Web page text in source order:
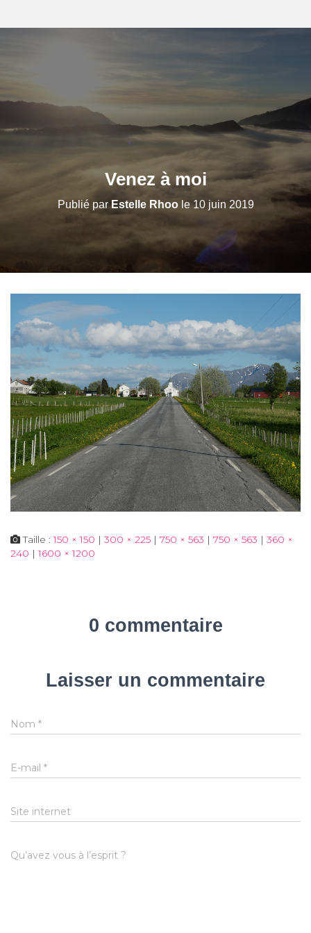
Venez à moi
Publié parEstelle Rhoole10 juin 2019
Taille :150 × 150 | 300 × 225 | 750 × 563 | 750 × 563 | 360 ×
240 | 1600 × 1200
0 commentaire
Laisser un commentaire
Nom *
E-mail *
Site internet
Qu’avez vous à l’esprit ?